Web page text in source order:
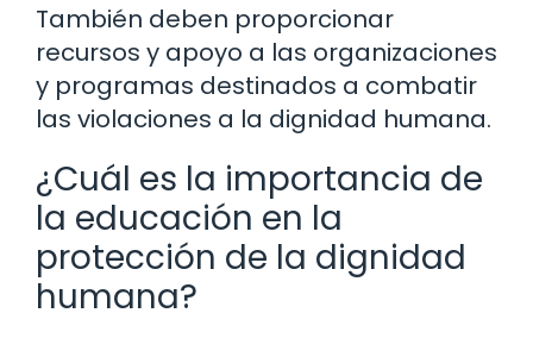
También deben proporcionar
recursos y apoyo a las organizaciones
y programas destinados a combatir
las violaciones a la dignidad humana.
¿Cuál es la importancia de
la educación en la
protección de la dignidad
humana?